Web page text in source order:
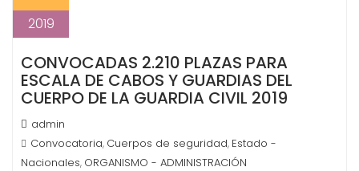
2019
CONVOCADAS 2.210 PLAZAS PARA
ESCALA DE CABOS Y GUARDIAS DEL
CUERPO DE LA GUARDIA CIVIL 2019
admin
Convocatoria, Cuerpos de seguridad, Estado -
Nacionales, ORGANISMO - ADMINISTRACIÓN